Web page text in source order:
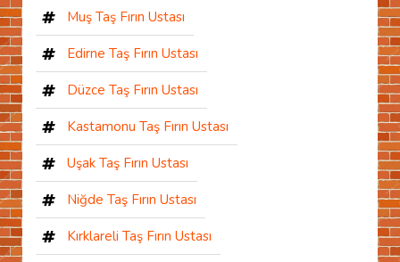
Muş Taş Fırın Ustası
Edirne Taş Fırın Ustası
Düzce Taş Fırın Ustası
Kastamonu Taş Fırın Ustası
Uşak Taş Fırın Ustası
Niğde Taş Fırın Ustası
Kırklareli Taş Fırın Ustası